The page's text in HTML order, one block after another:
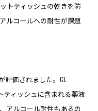
トティッシュの乾きを防
ルコールへの耐性が課題
評価されました。GL
ティッシュに含まれる薬液
アルコール耐性もあるの